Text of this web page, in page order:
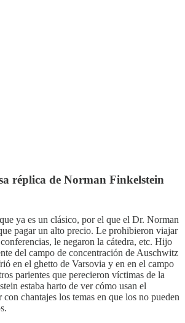
réplica de Norman Finkelstein
ya es un clásico, por el que el Dr. Norman
pagar un alto precio. Le prohibieron viajar
le negaron la cátedra, etc. Hijo
del campo de concentración de Auschwitz
en el ghetto de Varsovia y en en el campo
parientes que perecieron víctimas de la
estaba harto de ver cómo usan el
chantajes los temas en que los no pueden